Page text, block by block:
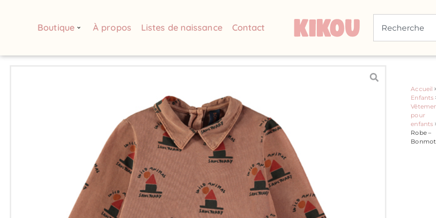
Boutique À propos Listes de naissance Contact
Accueil
Enfants
pour
enfants
Robe –
Bonmot